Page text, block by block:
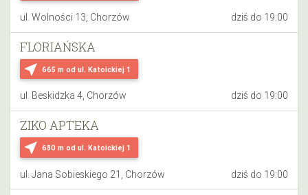
ul. Wolności 13, Chorzów dziś do 19:00
near_me 665 m od ul. Katoickiej 1
FLORIAŃSKA
ul. Beskidzka 4, Chorzów dziś do 19:00
near_me 680 m od ul. Katoickiej 1
ZIKO APTEKA
ul. Jana Sobieskiego 21, Chorzów dziś do 19:00